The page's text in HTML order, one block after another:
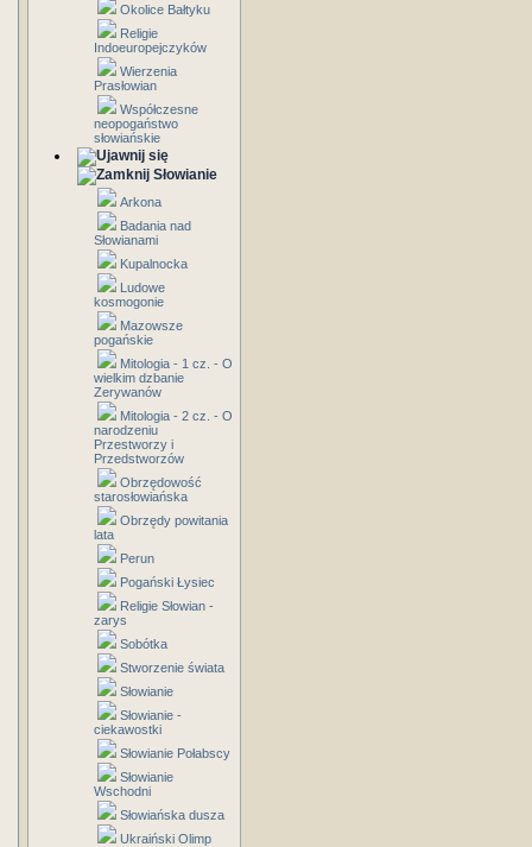
Okolice Bałtyku
Religie
Indoeuropejczyków
Wierzenia
Prasłowian
Współczesne
neopogaństwo
słowiańskie
Słowianie
Arkona
Badania nad
Słowianami
Kupalnocka
Ludowe
kosmogonie
Mazowsze
pogańskie
Mitologia - 1 cz. - O
wielkim dzbanie
Zerywanów
Mitologia - 2 cz. - O
narodzeniu
Przestworzy i
Przedstworzów
Obrzędowość
starosłowiańska
Obrzędy powitania
lata
Perun
Pogański Łysiec
Religie Słowian -
zarys
Sobótka
Stworzenie świata
Słowianie
Słowianie -
ciekawostki
Słowianie Połabscy
Słowianie
Wschodni
Słowiańska dusza
Ukraiński Olimp